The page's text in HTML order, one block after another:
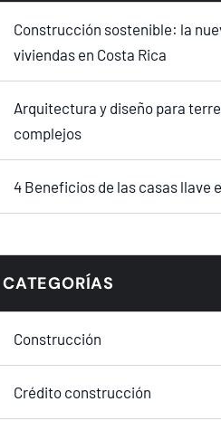
Construcción sostenible: la
viviendas en Costa Rica
Arquitectura y diseño para
complejos
4 Beneficios de las casas llave
CATEGORÍAS
Construcción
Crédito construcción